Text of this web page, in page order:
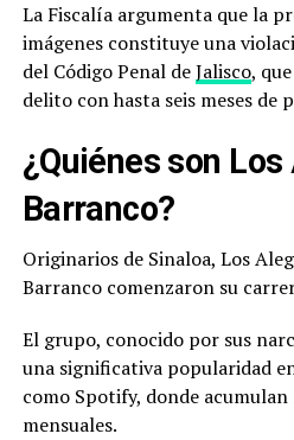
La Fiscalía argumenta que la
imágenes constituye una
del Código Penal deJalisco,
delito con hasta seis meses de
¿Quiénes son
Barranco?
Originarios de Sinaloa, Los
Barranco comenzaron su
El grupo, conocido por sus
una significativa popularidad
como Spotify, donde
mensuales.